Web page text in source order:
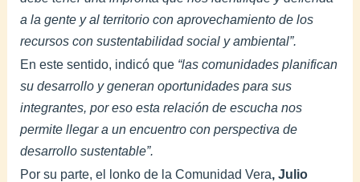
a la gente y al territorio con aprovechamiento de los
recursos con sustentabilidad social y ambiental”.
En este sentido, indicó que “las comunidades planifican
su desarrollo y generan oportunidades para sus
integrantes, por eso esta relación de escucha nos
permite llegar a un encuentro con perspectiva de
desarrollo sustentable”.
Por su parte, el lonko de la Comunidad Vera, Julio